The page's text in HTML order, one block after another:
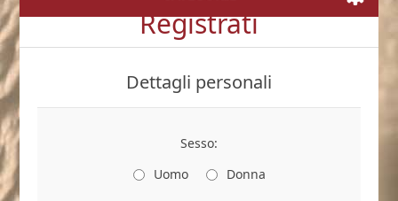
Registrati
Dettagli personali
Sesso:
Uomo
Donna